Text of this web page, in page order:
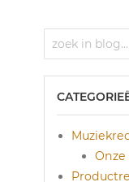
Onze